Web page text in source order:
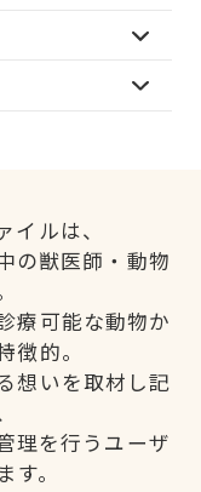
ルは、
の獣医師・動物
療可能な動物か
徴的。
想いを取材し記
理を行うユーザ
。